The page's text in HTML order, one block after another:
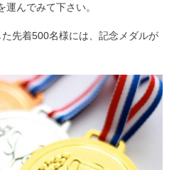
んでみて下さい。
先着500名様には、記念メダルが